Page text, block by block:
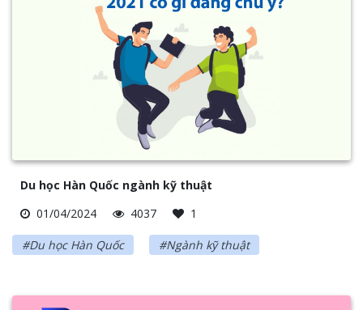
Du học Hàn Quốc ngành kỹ thuật
01/04/2024
4037 1
#Du học Hàn Quốc #Ngành kỹ thuật